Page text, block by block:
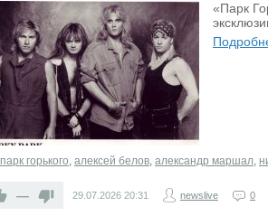
«Парк
парк горького, алексей белов, александр маршал,
— 29.07.2026 20:31 newslive 0